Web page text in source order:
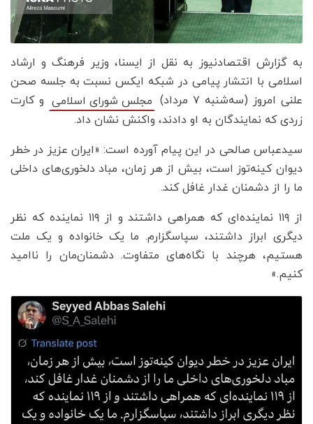
به گزارش اقتصادنیوز به نقل از ایسنا، وزیر فرهنگ و ارشاد
اسلامی با انتشار پیامی در شبکه ایکس نسبت به جلسه صحن
علنی امروز (سه‌شنبه ۷ مرداد)
مجلس شورای اسلامی و کارت
زردی که نمایندگان به او دادند، واکنش نشان داد.
سیدعباس صالحی در این پیام آورده است: «ایران عزیز در خطر
دیوان کینه‌توز است، بیش از هر زمان، مباد دلخوری‌های داخلی
ما را از دشمنان غدار غافل کند.
از ۱۱۹ نماینده‌ای که همراهی داشتند و از ۱۱۹ نماینده که نظر
دیگری ابراز داشتند، سپاسگزارم. ما یک خانواده و یک ملت
هستیم، هرچند با نگاه‌های متفاوت. دشمنان‌مان را ناامید
کنیم.»